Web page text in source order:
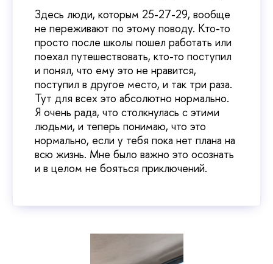
Здесь люди, которым 25-27-29, вообще
не переживают по этому поводу. Кто-то
просто после школы пошел работать или
поехал путешествовать, кто-то поступил
и понял, что ему это не нравится,
поступил в другое место, и так три раза.
Тут для всех это абсолютно нормально.
Я очень рада, что столкнулась с этими
людьми, и теперь понимаю, что это
нормально, если у тебя пока нет плана на
всю жизнь. Мне было важно это осознать
и в целом не бояться приключений.